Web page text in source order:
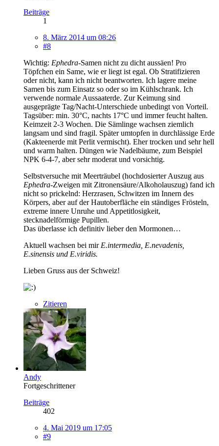
Beiträge
1
8. März 2014 um 08:26
#8
Wichtig: Ephedra-Samen nicht zu dicht aussäen! Pro
Töpfchen ein Same, wie er liegt ist egal. Ob Stratifizieren
oder nicht, kann ich nicht beantworten. Ich lagere meine
Samen bis zum Einsatz so oder so im Kühlschrank. Ich
verwende normale Aussaaterde. Zur Keimung sind
ausgeprägte Tag/Nacht-Unterschiede unbedingt von Vorteil.
Tagsüber: min. 30°C, nachts 17°C und immer feucht halten.
Keimzeit 2-3 Wochen. Die Sämlinge wachsen ziemlich
langsam und sind fragil. Später umtopfen in durchlässige Erde
(Kakteenerde mit Perlit vermischt). Eher trocken und sehr hell
und warm halten. Düngen wie Nadelbäume, zum Beispiel
NPK 6-4-7, aber sehr moderat und vorsichtig.
Selbstversuche mit Meerträubel (hochdosierter Auszug aus
Ephedra-Zweigen mit Zitronensäure/Alkoholauszug) fand ich
nicht so prickelnd: Herzrasen, Schwitzen im Innern des
Körpers, aber auf der Hautoberfläche ein ständiges Frösteln,
extreme innere Unruhe und Appetitlosigkeit,
stecknadelförmige Pupillen.
Das überlasse ich definitiv lieber den Mormonen…
Aktuell wachsen bei mir E.intermedia, E.nevadenis,
E.sinensis und E.viridis.
Lieben Gruss aus der Schweiz!
Zitieren
Andy
Fortgeschrittener
Beiträge
402
4. Mai 2019 um 17:05
#9